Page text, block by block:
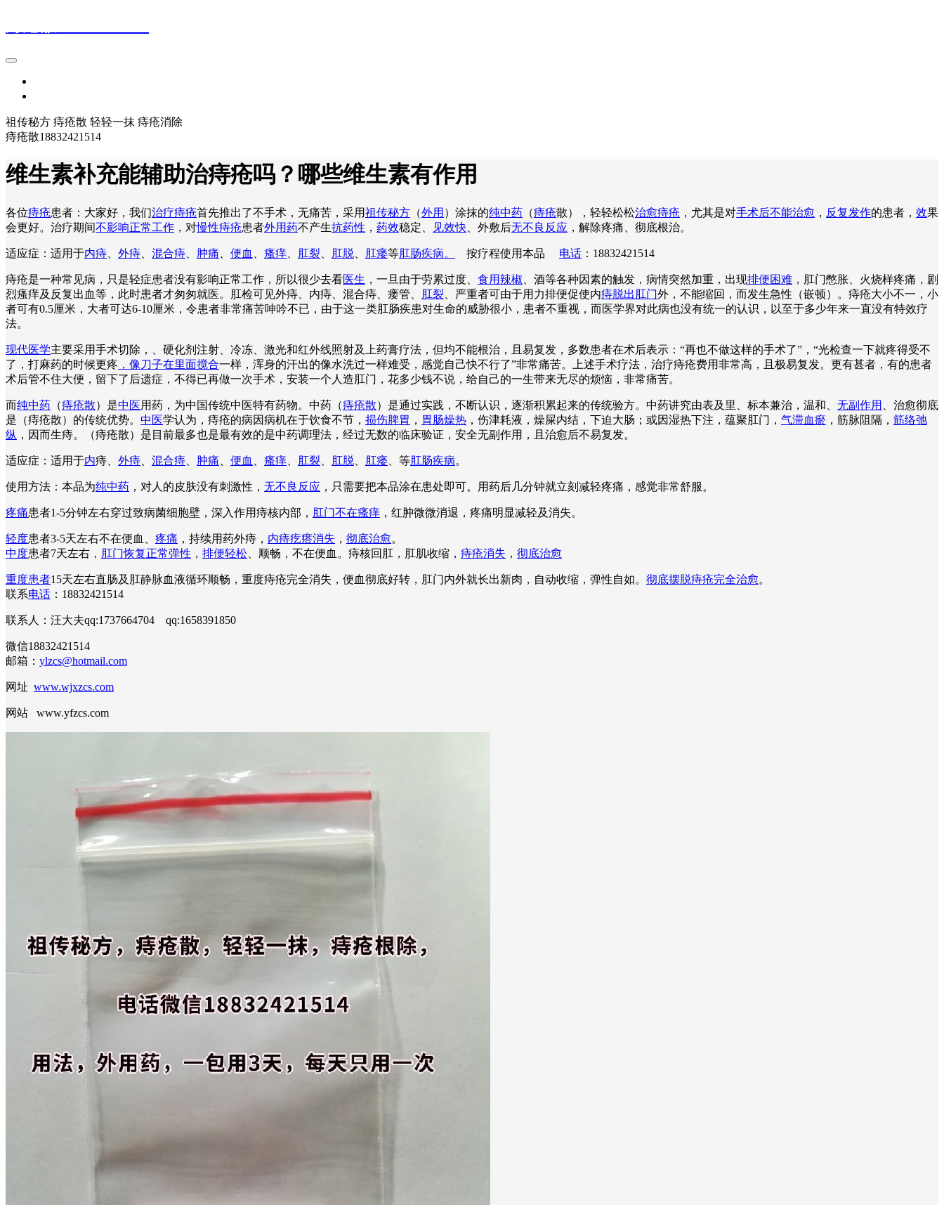
祖传秘方 痔疮散 轻轻一抹 痔疮消除
痔疮散18832421514
维生素补充能辅助治痔疮吗？哪些维生素有作用
各位痔疮患者：大家好，我们治疗痔疮首先推出了不手术，无痛苦，采用祖传秘方 （外用 ）涂抹的纯中药 （痔疮散），轻轻松松治愈痔疮 ，尤其是对手术后不能治愈 ， 反复发作的患者， 效果
会更好。治疗期间不影响正常工作 ，对慢性痔疮患者外用药不产生抗药性 ， 药效稳定、 见效快 、外敷后无不良反应 ，解除疼痛、彻底根治。
适应症：适用于内痔 外痔 混合痔 肿痛 便血 瘙痒 肛裂 肛脱 肛瘘等肛肠疾病。 按疗程使用本品 电话 ：18832421514
痔疮是一种常见病，只是轻症患者没有影响正常工作，所以很少去看医生 ，一旦由于劳累过度、 食用辣椒 、酒等各种因素的触发，病情突然加重，出现排便困难 ，肛门憋胀、火烧样疼痛，剧
烈瘙痒及反复出血等，此时患者才匆匆就医。肛检可见外痔、内痔、混合痔、瘘管、
肛裂 、严重者可由于用力排便促使内痔脱出肛门外，不能缩回，而发生急性（嵌顿）。痔疮大小不一，小
者可有0.5厘米，大者可达6-10厘米，令患者非常痛苦呻吟不已，由于这一类肛肠疾患对生命的威胁很小，患者不重视，而医学界对此病也没有统一的认识，以至于多少年来一直没有特效疗
法。
现代医学主要采用手术切除，、硬化剂注射、冷冻、激光和红外线照射及上药膏疗法，但均不能根治，且易复发，多数患者在术后表示：“再也不做这样的手术了”，“光检查一下就疼得受不
了，打麻药的时候更疼 ，像刀子在里面搅合一样，浑身的汗出的像水洗过一样难受，感觉自己快不行了”非常痛苦。上述手术疗法，治疗痔疮费用非常高，且极易复发。更有甚者，有的患者
术后管不住大便，留下了后遗症，不得已再做一次手术，安装一个人造肛门，花多少钱不说，给自己的一生带来无尽的烦恼，非常痛苦。
而纯中药 （痔疮散）是中医用药，为中国传统中医特有药物。中药（痔疮散）是通过实践，不断认识，逐渐积累起来的传统验方。中药讲究由表及里、标本兼治，温和、 无副作用
、治愈彻底
是（痔疮散）的传统优势。 中医学认为，痔疮的病因病机在于饮食不节， 损伤脾胃 ， 胃肠燥热 ，伤津耗液，燥屎内结，下迫大肠；或因湿热下注，蕴聚肛门， 气滞血瘀 ，筋脉阻隔， 筋络弛
纵 ，因而生痔。（痔疮散）是目前最多也是最有效的是中药调理法，经过无数的临床验证，安全无副作用，且治愈后不易复发。
适应症：适用于内痔、 外痔 混合痔 肿痛 便血 瘙痒 肛裂 肛脱 肛瘘 、等肛肠疾病。
使用方法：本品为纯中药 ，对人的皮肤没有刺激性， 无不良反应 ，只需要把本品涂在患处即可。用药后几分钟就立刻减轻疼痛，感觉非常舒服。
疼痛患者1-5分钟左右穿过致病菌细胞壁，深入作用痔核内部， 肛门不在瘙痒 ，红肿微微消退，疼痛明显减轻及消失。
轻度患者3-5天左右不在便血、 疼痛 ，持续用药外痔， 内痔疙瘩消失 ， 彻底治愈。
中度患者7天左右， 肛门恢复正常弹性 ， 排便轻松 、顺畅，不在便血。痔核回肛，肛肌收缩， 痔疮消失 ， 彻底治愈
重度患者15天左右直肠及肛静脉血液循环顺畅，重度痔疮完全消失，便血彻底好转，肛门内外就长出新肉，自动收缩，弹性自如。 彻底摆脱痔疮完全治愈。
联系电话 ：18832421514
联系人：汪大夫qq:1737664704 qq:1658391850
微信18832421514
邮箱： ylzcs@hotmail.com
网址 www.wjxzcs.com
网站 www.yfzcs.com